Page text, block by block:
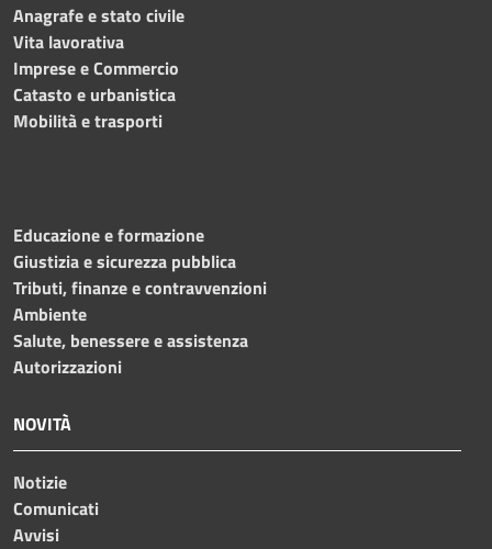
Anagrafe e stato civile
Vita lavorativa
Imprese e Commercio
Catasto e urbanistica
Mobilità e trasporti
Educazione e formazione
Giustizia e sicurezza pubblica
Tributi, finanze e contravvenzioni
Ambiente
Salute, benessere e assistenza
Autorizzazioni
NOVITÀ
Notizie
Comunicati
Avvisi